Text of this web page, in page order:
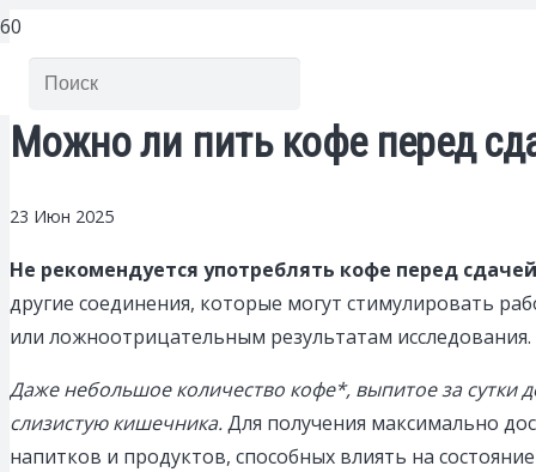
Можно ли пить кофе перед
23 Июн 2025
Не рекомендуется употреблять кофе перед
другие соединения, которые могут стимулировать
или ложноотрицательным результатам исследования.
Даже небольшое количество кофе*, выпитое за сутки
слизистую кишечника.Для получения максимально
напитков и продуктов, способных влиять на